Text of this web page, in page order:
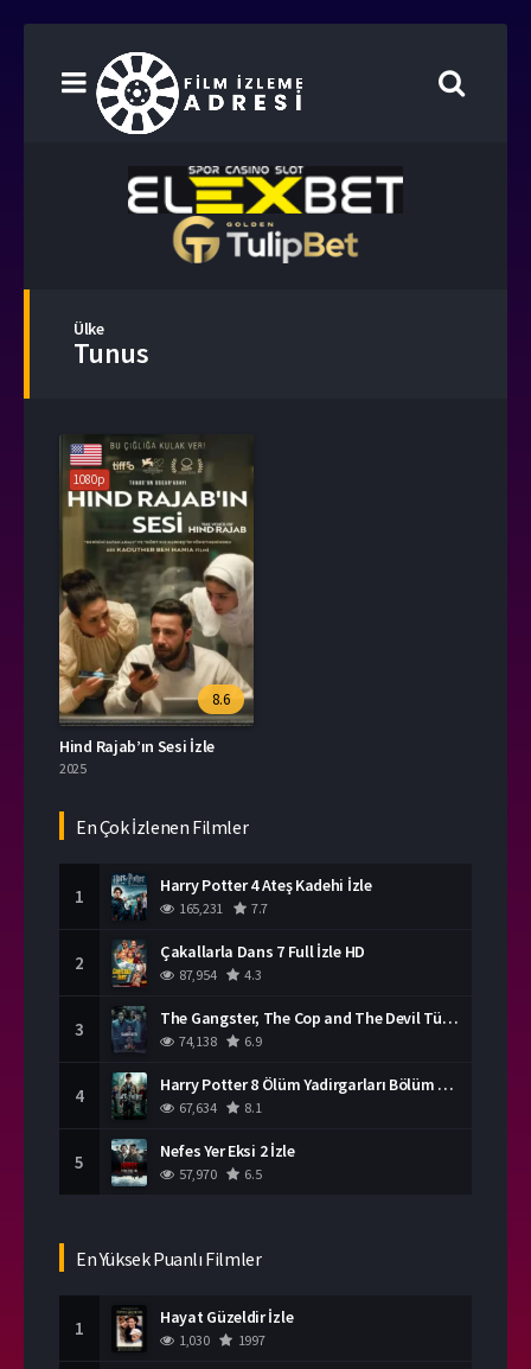
Ülke
Tunus
1080p
8.6
Hind Rajab’ın Sesi İzle
2025
En Çok İzlenen Filmler
1 Harry Potter 4 Ateş Kadehi İzle
165,231 7.7
2 Çakallarla Dans 7 Full İzle HD
87,954 4.3
3 The Gangster, The Cop and The Devil Türkçe Dublaj İzle
74,138 6.9
4 Harry Potter 8 Ölüm Yadirgarları Bölüm 2 İzle
67,634 8.1
5 Nefes Yer Eksi 2 İzle
57,970 6.5
En Yüksek Puanlı Filmler
1 Hayat Güzeldir İzle
1,030 1997